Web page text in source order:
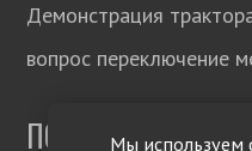
Мы используем
Демонстрация
вопрос переключение